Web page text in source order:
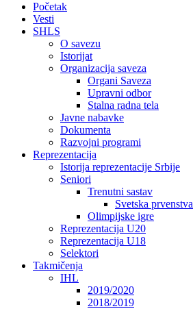
Početak
Vesti
SHLS
O savezu
Istorijat
Organizacija saveza
Organi Saveza
Upravni odbor
Stalna radna tela
Javne nabavke
Dokumenta
Razvojni programi
Reprezentacija
Istorija reprezentacije Srbije
Seniori
Trenutni sastav
Svetska prvenstva
Olimpijske igre
Reprezentacija U20
Reprezentacija U18
Selektori
Takmičenja
IHL
2019/2020
2018/2019